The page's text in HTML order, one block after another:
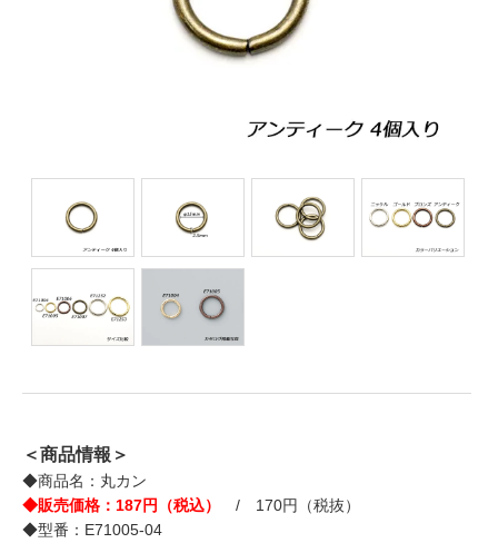
＜商品情報＞
◆商品名：丸カン
◆販売価格：187円（税込）
/ 170円（税抜）
◆型番：E71005-04